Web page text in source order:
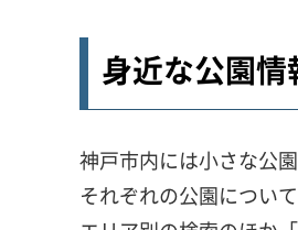
身近な公園情
神戸市内には小さな公
それぞれの公園につい